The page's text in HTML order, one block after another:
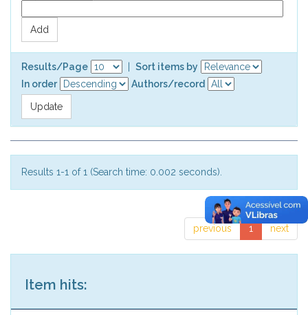
Results/Page
Sort items by
In order
Authors/record
Results 1-1 of 1 (Search time: 0.002 seconds).
previous 1 next
Item hits: